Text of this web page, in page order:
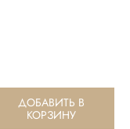
ДОБАВИТЬ В
КОРЗИНУ